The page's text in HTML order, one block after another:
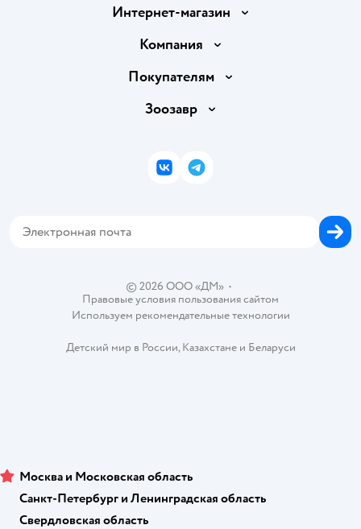
Интернет-магазин
Доставка и оплата
Обмен и возврат товара
Правила продажи
Политика использования файлов cookie
Компания
О компании
Инвесторам
Закупки
Покупателям
Бонусные карты
Проверка баланса подарочной карты
Зоозавр
Корм для кошек
© 2026 ООО «ДМ»•
Правовые условия пользования сайтом
Используем рекомендательные технологии
Детский мир в России,Казахстанеи Беларуси
ВКонтактеTelegram
Москва и Московская область
Санкт-Петербург и Ленинградская область
Свердловская область